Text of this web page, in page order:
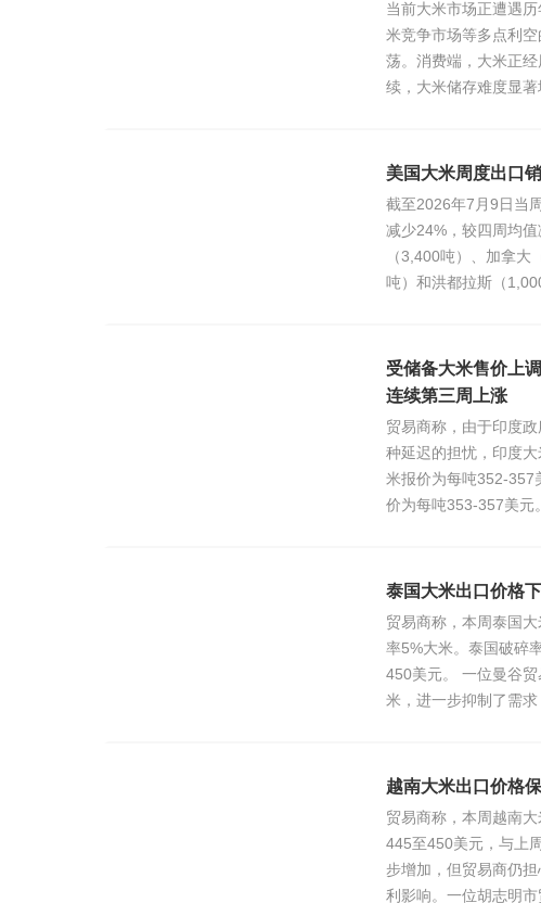
当前大米市场正遭遇
米竞争市场等多点利
荡。消费端，大米正
续，大米储存难度显
美国大米周度出口
截至2026年7月9日当
减少24%，较四周均
（3,400吨）、加拿
吨）和洪都拉斯（
受储备大米售价上
连续第三周上涨
贸易商称，由于印度
种延迟的担忧，印度
米报价为每吨352-357
价为每吨353-357美元
泰国大米出口价格
贸易商称，本周泰国
率5%大米。泰国破碎
450美元。 一位曼谷
米，进一步抑制了需
越南大米出口价格
贸易商称，本周越南
445至450美元，与上
步增加，但贸易商仍
利影响。一位胡志明